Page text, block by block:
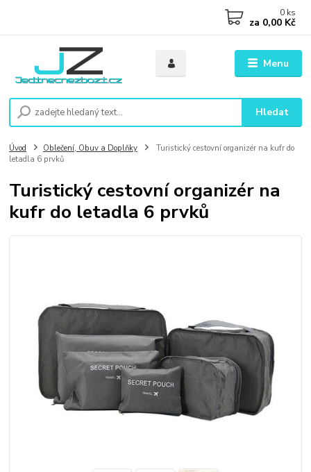
Menu
Hledat
0 ks
za 0,00 Kč
Úvod Oblečení, Obuv a Doplňky
Turistický cestovní organizér na kufr do
letadla 6 prvků
Turistický cestovní organizér na
kufr do letadla 6 prvků